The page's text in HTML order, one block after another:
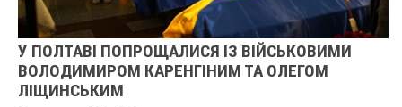
У ПОЛТАВІ ПОПРОЩАЛИСЯ ІЗ ВІЙСЬКОВИМИ
ВОЛОДИМИРОМ КАРЕНГІНИМ ТА ОЛЕГОМ
ЛІЩИНСЬКИМ